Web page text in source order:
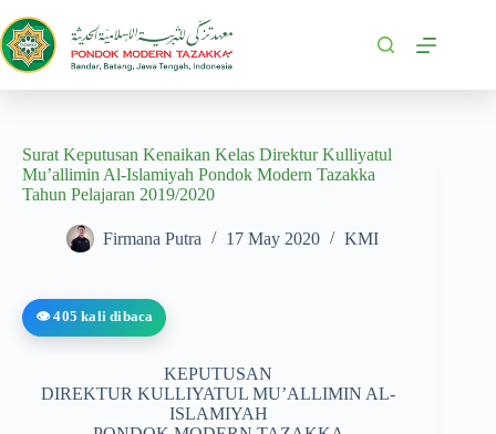
Surat Keputusan Kenaikan Kelas Direktur Kulliyatul
Mu’allimin Al-Islamiyah Pondok Modern Tazakka
Tahun Pelajaran 2019/2020
Firmana Putra 17 May 2020 KMI
👁️ 405 kali dibaca
KEPUTUSAN
DIREKTUR KULLIYATUL MU’ALLIMIN AL-
ISLAMIYAH